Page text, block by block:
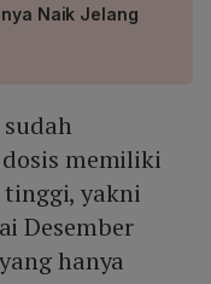
Naik Jelang
memiliki
yakni
Desember
hanya